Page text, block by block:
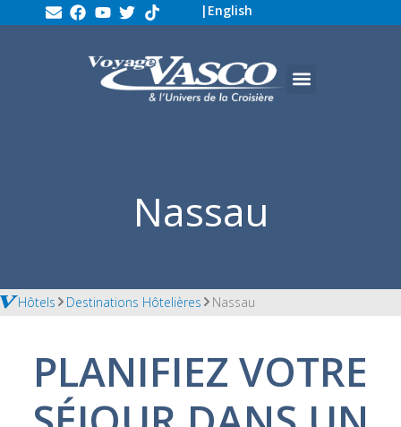
| English
Nassau
Hôtels Destinations Hôtelières Nassau
PLANIFIEZ VOTRE